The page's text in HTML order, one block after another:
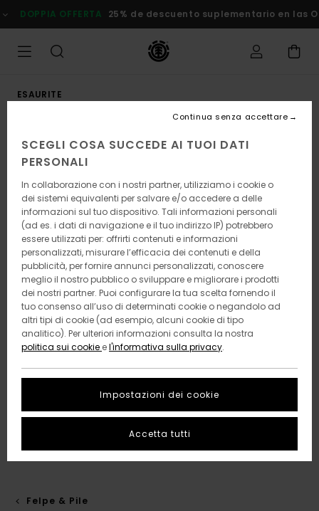
alle
informazioni
prodotto
DOPPIA OFFERTA 25% de descuento suplementario en las
ESAURITE
Felpe & Pile
SCEGLI COSA SUCCEDE AI TUOI DATI
PERSONALI
In collaborazione con i nostri partner, utilizziamo i cookie o
dei sistemi equivalenti per salvare e/o accedere a delle
informazioni sul tuo dispositivo. Tali informazioni personali
(ad es. i dati di navigazione e il tuo indirizzo IP) potrebbero
essere utilizzati per: offrirti contenuti e informazioni
personalizzati, misurare l’efficacia dei contenuti e della
pubblicità, per fornire annunci personalizzati, conoscere
meglio il nostro pubblico o sviluppare e migliorare i prodotti
dei nostri partner. Puoi configurare la tua scelta fornendo il
tuo consenso all’uso di determinati cookie o negandolo ad
altri tipi di cookie (ad esempio, alcuni cookie di tipo
analitico). Per ulteriori informazioni consulta la nostra
politica sui cookie el'informativa sulla privacy.
Impostazioni dei cookie
Continua senza accettare
Accetta tutti